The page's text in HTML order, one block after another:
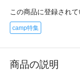
この商品に登録され
camp特集
商品の説明